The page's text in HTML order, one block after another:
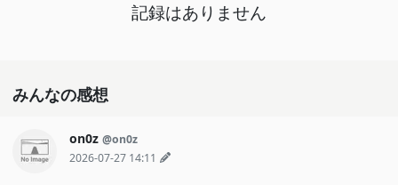
記録はありません
みんなの感想
on0z @on0z
2026-07-27 14:11